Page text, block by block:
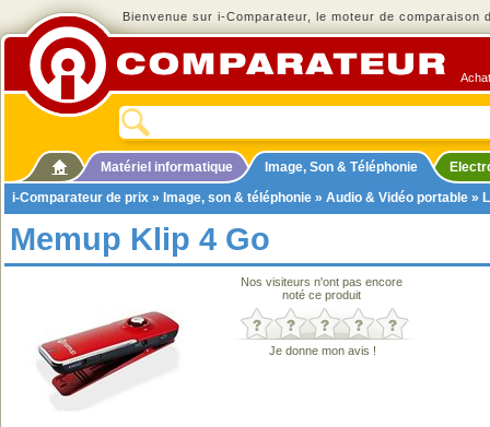
Bienvenue sur i-Comparateur, le moteur de comparaison
Matériel informatique Image, Son & Téléphonie
i-Comparateur de prix » Image, son & téléphonie » Audio & Vidéo portable »
Memup Klip 4 Go
Nos visiteurs n'ont pas encore
noté ce produit
Je donne mon avis !